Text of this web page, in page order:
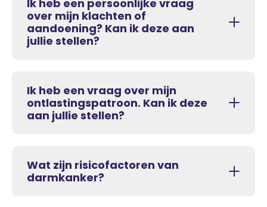
Ik heb een persoonlijke vraag
over mijn klachten of
aandoening? Kan ik deze aan
jullie stellen?
Ik heb een vraag over mijn
ontlastingspatroon. Kan ik deze
aan jullie stellen?
Wat zijn risicofactoren van
darmkanker?